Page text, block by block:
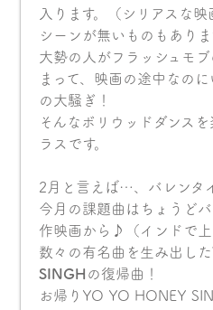
入ります。（シリアスな
シーンが無いものもありま
大勢の人がフラッシュモ
まって、映画の途中なの
の大騒ぎ！
そんなボリウッドダンス
ラスです。
2月と言えば…、バレンタ
今月の課題曲はちょうど
作映画から♪（インドで上
数々の有名曲を生み出した
SINGH の復帰曲！
お帰りYO YO HONEY